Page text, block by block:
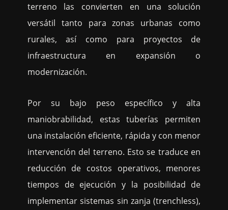
terreno las convierten en una solución
versátil tanto para zonas urbanas como
rurales, así como para proyectos de
infraestructura en expansión o
modernización.
Por su bajo peso específico y alta
maniobrabilidad, estas tuberías permiten
una instalación eficiente, rápida y con menor
intervención del terreno. Esto se traduce en
reducción de costos operativos, menores
tiempos de ejecución y la posibilidad de
implementar sistemas sin zanja (trenchless),